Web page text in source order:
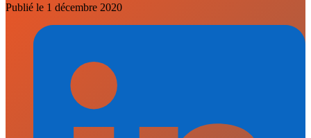
Publié le 1 décembre 2020